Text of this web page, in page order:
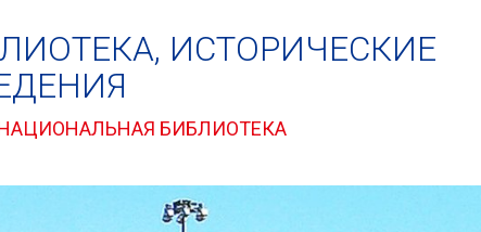
ИСТОРИЧЕСКИЕ
БИБЛИОТЕКА